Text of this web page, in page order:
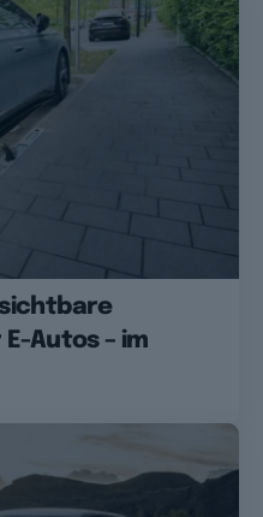
Autos – im